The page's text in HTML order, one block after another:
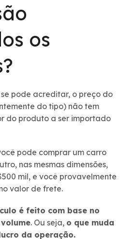
os
pode acreditar, o preço do
do tipo) não tem
do produto a ser importado
pode comprar um carro
nas mesmas dimensões,
mil, e você provavelmente
valor de frete.
é feito com base no
. Ou seja, o que muda
da operação.